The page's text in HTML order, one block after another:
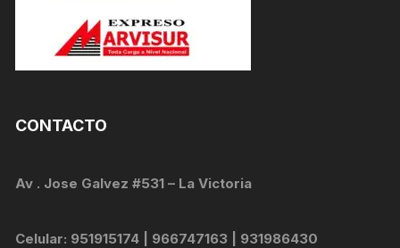
CONTACTO
Av . Jose Galvez #531 – La Victoria
Celular: 951915174 | 966747163 | 931986430